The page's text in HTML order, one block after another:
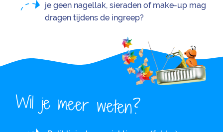
je geen nagellak, sieraden of make-up mag
dragen tijdens de ingreep?
Wil je meer weten?